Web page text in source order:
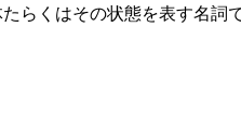
らくはその状態を表す名